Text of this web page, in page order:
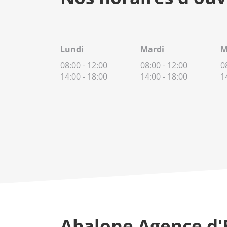
Lundi
08:00- 12:00
14:00- 18:00
Mardi
08:00- 12:00
14:00- 18:00